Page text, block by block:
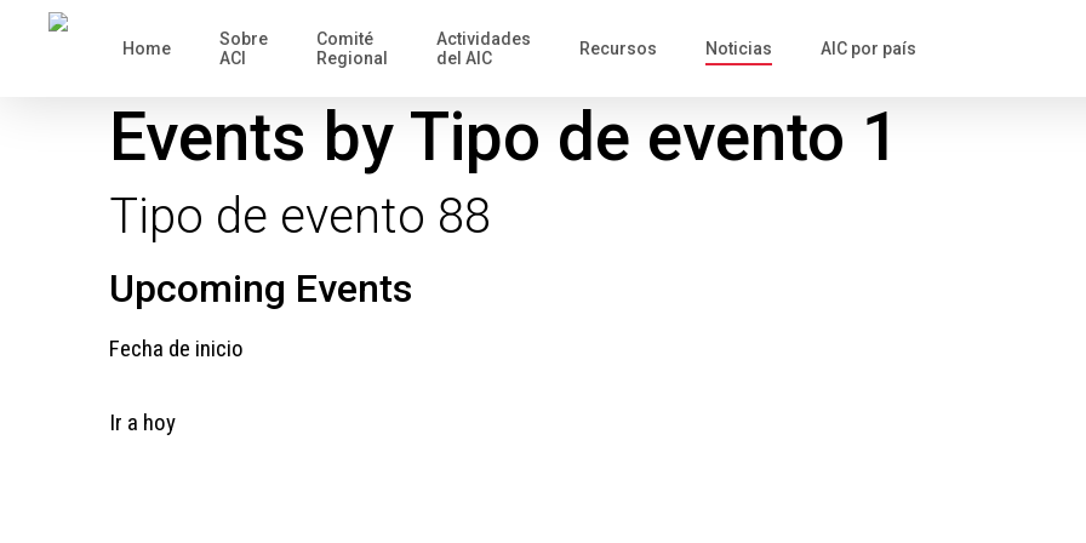
Saltar
Home
Sobre
ACI
Comité
Regional
Actividades
del AIC
Recursos Noticias AIC por país
Events by Tipo de evento 1
Tipo de evento 88
Upcoming Events
Fecha de inicio
Ir a hoy